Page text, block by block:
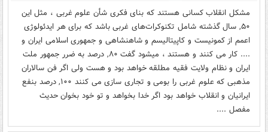
مشکل انقلاب کسانی هستند که بنای فکری شأن علوم غربی ، مثل این
۵۰, سال گذشته شامل تکنوکرات‌های غربی باشد که برای هر ایدئولوژی
اعمم از کمونیست و کاپیتالیسم و شاهنشاهی و جمهوری اسلامی ایران و
.... کار می کنند و هستند ، میشود گفت ۸۰, درصد به ضرر جمهور ملت
ایران و نظام ولایت فقیه مطلقه خواهد بود و هست ولی اگر فن سالاران
مذهبی که علوم غربی را بومی و تجاری سازی می کنند ۱۰۰, درصد بنفع
ایرانیان و انقلاب خواهد بود اگر خدا بخواهد و تو خود بخوان حدیث
مفصل ....